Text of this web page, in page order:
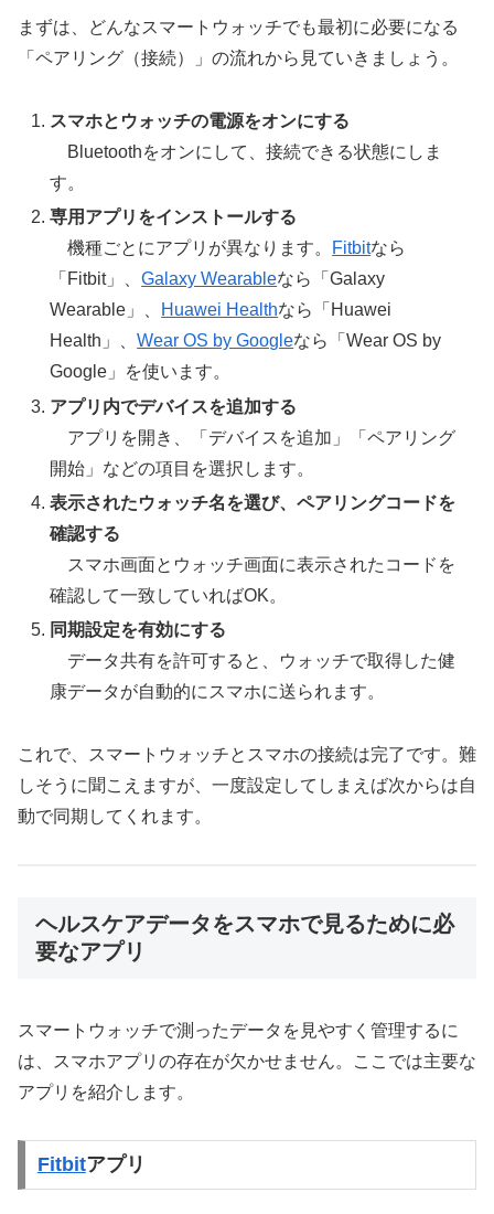
まずは、どんなスマートウォッチでも最初に必要になる
「ペアリング（接続）」の流れから見ていきましょう。
スマホとウォッチの電源をオンにする
Bluetoothをオンにして、接続できる状態にしま
す。
専用アプリをインストールする
機種ごとにアプリが異なります。
Fitbitなら
「Fitbit」、Galaxy Wearableなら「Galaxy
Wearable」、
Huawei Healthなら「Huawei
Health」、Wear OS by Googleなら「Wear OS by
Google」を使います。
アプリ内でデバイスを追加する
アプリを開き、「デバイスを追加」「ペアリング
開始」などの項目を選択します。
表示されたウォッチ名を選び、ペアリングコードを
確認する
スマホ画面とウォッチ画面に表示されたコードを
確認して一致していればOK。
同期設定を有効にする
データ共有を許可すると、ウォッチで取得した健
康データが自動的にスマホに送られます。
これで、スマートウォッチとスマホの接続は完了です。難
しそうに聞こえますが、一度設定してしまえば次からは自
動で同期してくれます。
ヘルスケアデータをスマホで見るために必
要なアプリ
スマートウォッチで測ったデータを見やすく管理するに
は、スマホアプリの存在が欠かせません。ここでは主要な
アプリを紹介します。
Fitbitアプリ